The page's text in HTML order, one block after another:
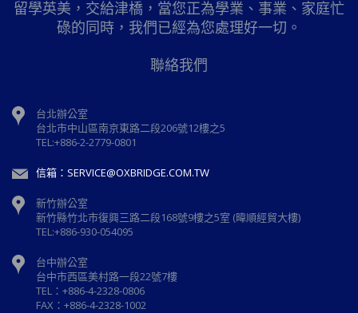
留學英美，交給津橋，當您正為學業、事業、家庭忙
碌的同時，我們已經為您處理好一切。
聯絡我們
台北辦公室
台北市中山區南京東路二段206號12樓之5
TEL:+886-2-2779-0801
信箱：SERVICE@OXBRIDGE.COM.TW
新竹辦公室
新⽵縣⽵北市復興三路⼆段168號9樓之5室 (暐順經貿大樓)
TEL:+886-930-054095
台中辦公室
台中市西區美村路一段22號7樓
TEL：+886-4-2328-0806
FAX：+886-4-2328-1002